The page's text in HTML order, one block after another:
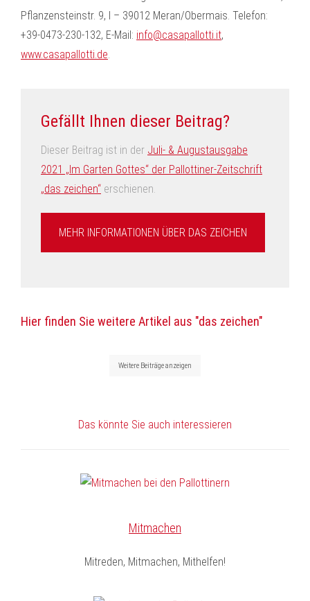
Pflanzensteinstr. 9, I – 39012 Meran/Obermais. Telefon:
+39-0473-230-132, E-Mail: info@casapallotti.it,
www.casapallotti.de
Gefällt Ihnen dieser Beitrag?
Dieser Beitrag ist in der Juli- & Augustausgabe
2021 „Im Garten Gottes“ der Pallottiner-Zeitschrift
„das zeichen“ erschienen.
MEHR INFORMATIONEN ÜBER DAS ZEICHEN
Hier finden Sie weitere Artikel aus "das zeichen"
Weitere Beiträge anzeigen
Das könnte Sie auch interessieren
Mitmachen
Mitreden, Mitmachen, Mithelfen!